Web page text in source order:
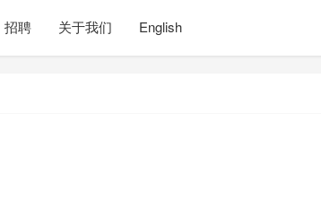
招聘 关于我们 English